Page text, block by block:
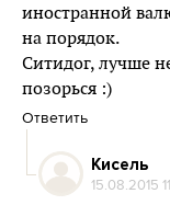
иностранной
на порядок.
Ситидог, лучше
позорься :)
Ответить
Кисель
15.08.2015